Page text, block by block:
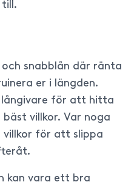
och snabblån där ränta
er i längden.
långivare för att hitta
villkor. Var noga
villkor för att slippa
kan vara ett bra